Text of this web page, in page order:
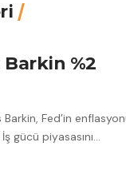
Barkin %2
Fed’in
gücü piyasasını…